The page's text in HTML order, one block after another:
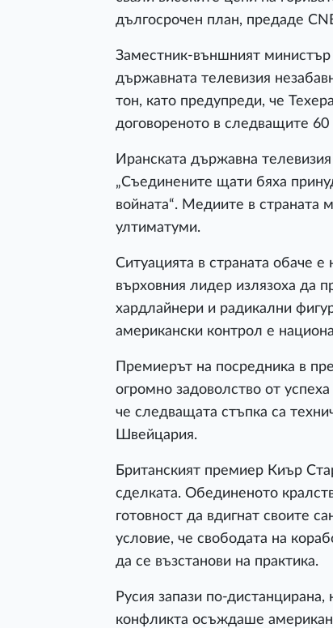
дългосрочен план, предаде
Заместник-външният
държавната телевизия
тон, като предупреди, че
договореното в следващите 60
Иранската държавна
„Съединените щати бяха
войната“. Медиите в страната
ултиматуми.
Ситуацията в страната обаче
върховния лидер излязоха да
хардлайнери и радикални
американски контрол е
Премиерът на посредника в
огромно задоволство от
че следващата стъпка са
Швейцария.
Британският премиер Киър
сделката. Обединеното
готовност да вдигнат своите
условие, че свободата на
да се възстанови на практика.
Русия запази по-
конфликта осъждаше